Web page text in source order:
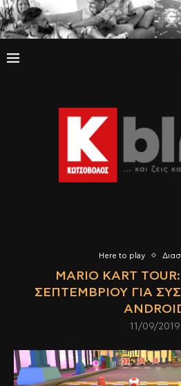
Here to play
MARIO KART
ΣΕΠΤΕΜΒΡΊΟΥ ΓΙΑ
11/09/2019